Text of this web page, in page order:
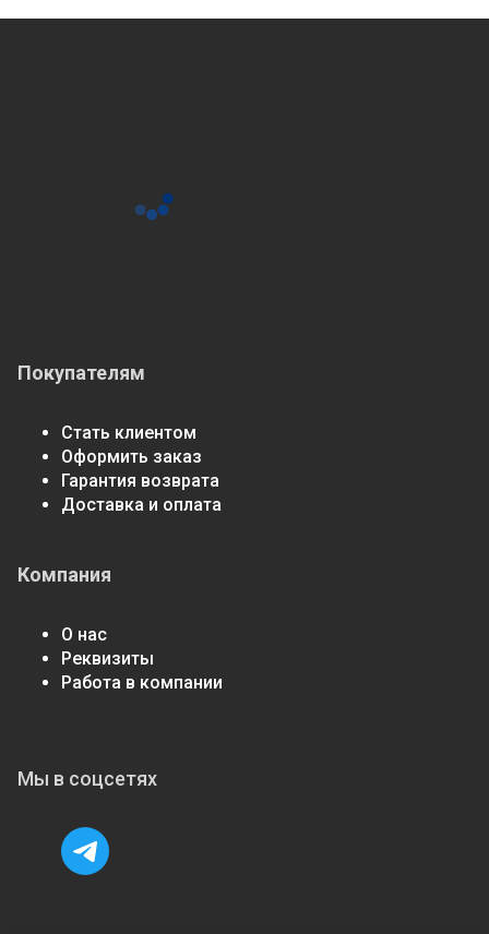
Покупателям
Стать клиентом
Оформить заказ
Гарантия возврата
Доставка и оплата
Компания
О нас
Реквизиты
Работа в компании
Мы в соцсетях